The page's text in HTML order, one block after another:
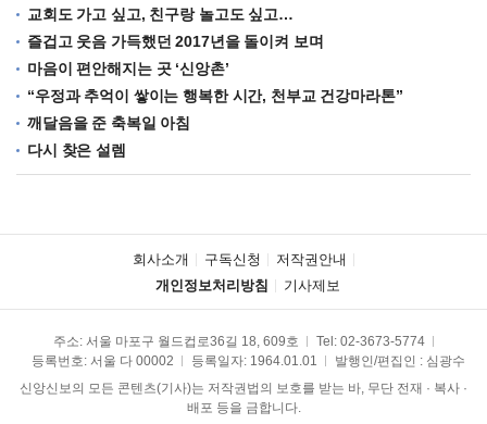
교회도 가고 싶고, 친구랑 놀고도 싶고…
즐겁고 웃음 가득했던 2017년을 돌이켜 보며
마음이 편안해지는 곳 ‘신앙촌’
“우정과 추억이 쌓이는 행복한 시간, 천부교 건강마라톤”
깨달음을 준 축복일 아침
다시 찾은 설렘
회사소개 구독신청
저작권안내
개인정보처리방침
기사제보
주소: 서울 마포구 월드컵로36길 18, 609호 Tel: 02-3673-5774
등록번호: 서울 다 00002
등록일자: 1964.01.01
발행인/편집인 : 심광수
신앙신보의 모든 콘텐츠(기사)는 저작권법의 보호를 받는 바, 무단 전재 · 복사 ·
배포 등을 금합니다.